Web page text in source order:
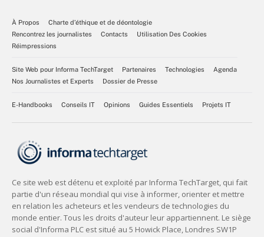
À Propos
Charte d’éthique et de déontologie
Rencontrez les journalistes
Contacts
Utilisation Des Cookies
Réimpressions
Site Web pour Informa TechTarget Partenaires Technologies
Agenda
Nos Journalistes et Experts
Dossier de Presse
E-Handbooks Conseils IT Opinions Guides Essentiels Projets IT